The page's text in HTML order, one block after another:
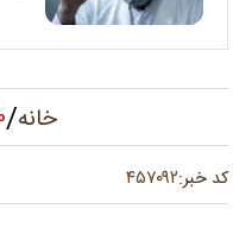
خانه/
کد خبر:۴۵۷۰۹۲